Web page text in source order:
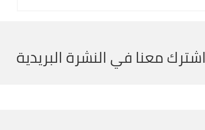
اشترك معنا في النشرة البريدية